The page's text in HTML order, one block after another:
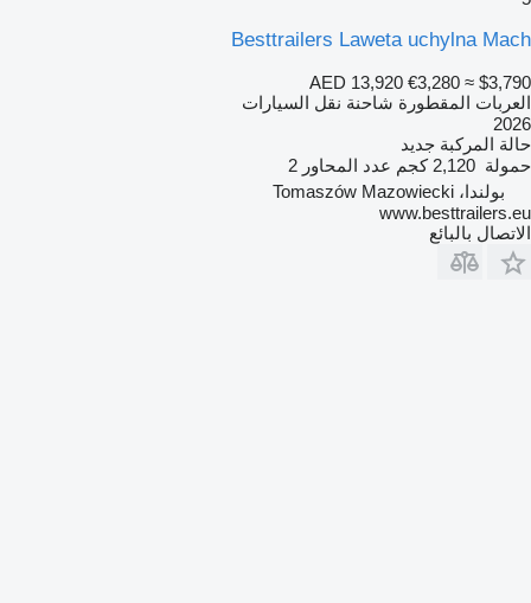
Besttrailers Laweta uchylna Mach
AED 13,920 €3,280 ≈ $3,790
العربات المقطورة شاحنة نقل السيارات
2026
حالة المركبة جديد
حمولة 2,120 كجم عدد المحاور 2
بولندا، Tomaszów Mazowiecki
www.besttrailers.eu
الاتصال بالبائع